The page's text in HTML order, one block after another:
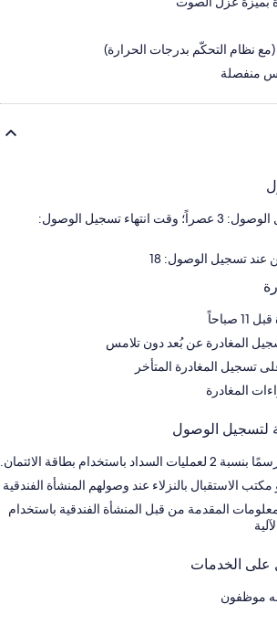
نظام التحكّم بدرجات الحرارة)
منفصلة
وقت بدء تسجيل الوصول: 3 عصراً؛ وقت انتهاء تسجيل الوصول:
عند تسجيل الوصول: 18
صباحاً
المغادرة عن بُعد دون تلامس
المغادرة المتأخر
المغادرة
لتسجيل الوصول
باستخدام بطاقة الائتمان.
الاستقبال بالنزلاء عند وصولهم المنشأة الفندقية
المقدمة من قبل المنشأة الفندقية باستخدام
الخدمات
موظفون